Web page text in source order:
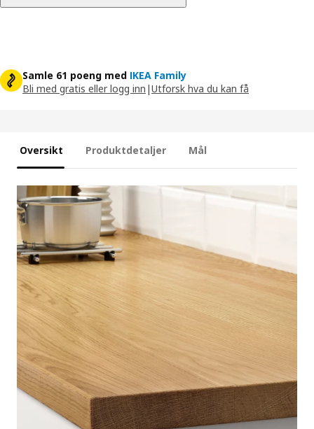
Samle 61 poeng med IKEA Family
Bli med gratis eller logg inn |Utforsk hva du kan få
Oversikt Produktdetaljer Mål